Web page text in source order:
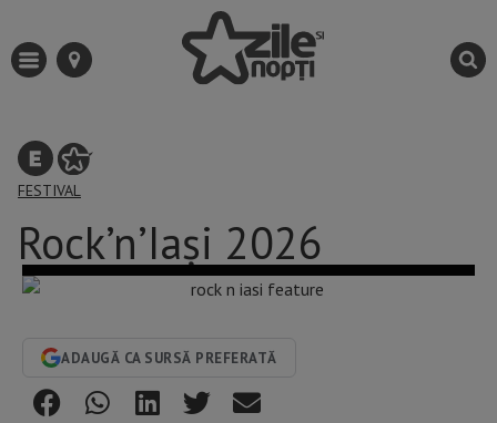
FESTIVAL
Rock’n’Iași 2026
ADAUGĂ CA SURSĂ PREFERATĂ